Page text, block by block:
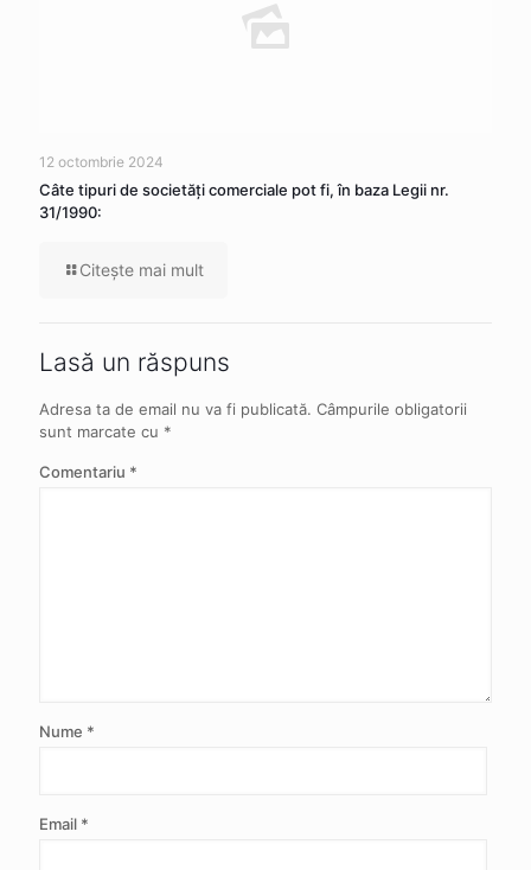
12 octombrie 2024
Câte tipuri de societăţi comerciale pot fi, în baza Legii nr.
31/1990:
Citeşte mai mult
Lasă un răspuns
Adresa ta de email nu va fi publicată. Câmpurile obligatorii
sunt marcate cu *
Comentariu *
Nume *
Email *